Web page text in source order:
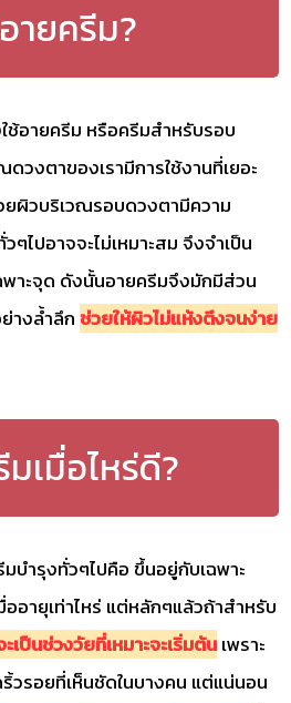
ายครีม?
ช้อายครีม หรือครีมสำหรับรอบ
วงตาของเรามีการใช้งานที่เยอะ
ยผิวบริเวณรอบดวงตามีความ
ๆไปอาจจะไม่เหมาะสม จึงจำเป็น
าะจุด ดังนั้นอายครีมจึงมักมีส่วน
ย่างล้ำลึกช่วยให้ผิวไม่แห้งตึงจนง่าย
มเมื่อไหร่ดี?
บำรุงทั่วๆไปคือ ขึ้นอยู่กับเฉพาะ
อายุเท่าไหร่ แต่หลักๆแล้วถ้าสำหรับ
เป็นช่วงวัยที่เหมาะจะเริ่มต้นเพราะ
วรอยที่เห็นชัดในบางคน แต่แน่นอน